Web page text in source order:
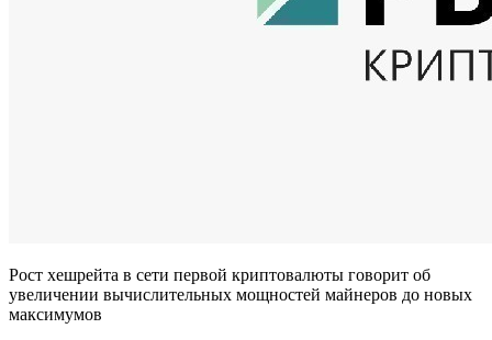
Рост хешрейта в сети первой криптовалюты говорит об
увеличении вычислительных мощностей майнеров до новых
максимумов